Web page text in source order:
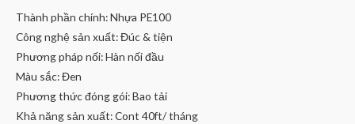
Thành phần chính: Nhựa PE100
Công nghệ sản xuất: Đúc & tiện
Phương pháp nối: Hàn nối đầu
Màu sắc: Đen
Phương thức đóng gói: Bao tải
Khả năng sản xuất: Cont 40ft/ tháng